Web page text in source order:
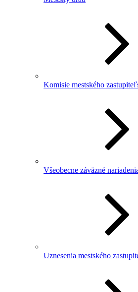
Komisie mestského
Všeobecne záväzné
Uznesenia mestského